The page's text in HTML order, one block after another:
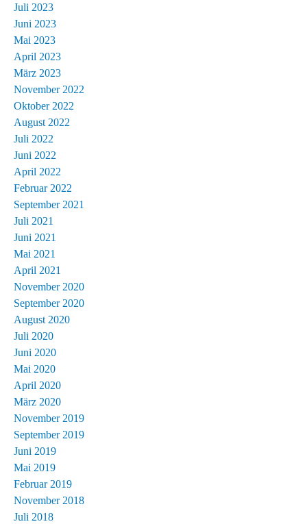
Juli 2023
Juni 2023
Mai 2023
April 2023
März 2023
November 2022
Oktober 2022
August 2022
Juli 2022
Juni 2022
April 2022
Februar 2022
September 2021
Juli 2021
Juni 2021
Mai 2021
April 2021
November 2020
September 2020
August 2020
Juli 2020
Juni 2020
Mai 2020
April 2020
März 2020
November 2019
September 2019
Juni 2019
Mai 2019
Februar 2019
November 2018
Juli 2018